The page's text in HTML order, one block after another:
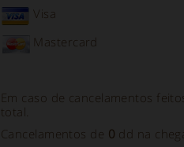
Visa
Mastercard
Em caso de cancelamentos
total.
Cancelamentos de 0 dd na